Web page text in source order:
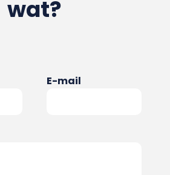
wat?
E-mail